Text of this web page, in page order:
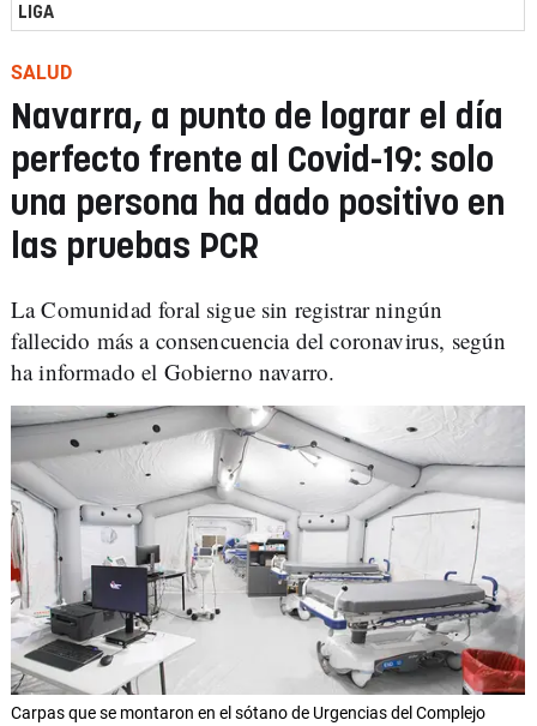
LIGA
SALUD
Navarra, a punto de lograr el día
perfecto frente al Covid-19: solo
una persona ha dado positivo en
las pruebas PCR
La Comunidad foral sigue sin registrar ningún
fallecido más a consencuencia del coronavirus, según
ha informado el Gobierno navarro.
Carpas que se montaron en el sótano de Urgencias del Complejo